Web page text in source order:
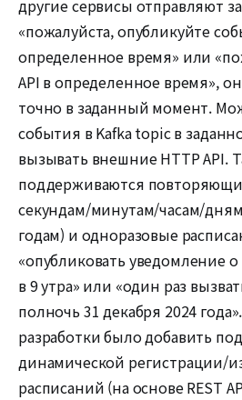
другие сервисы отправляют
«пожалуйста, опубликуйте
определенное время» или
API в определенное время»,
точно в заданный момент.
события в Kafka topic в
вызывать внешние HTTP API.
поддерживаются
секундам/минутам/часам/
годам) и одноразовые
«опубликовать уведомление
в 9 утра» или «один раз
полночь 31 декабря 2024
разработки было добавить
динамической регистрации/
расписаний (на основе REST